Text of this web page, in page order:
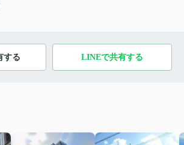
する LINEで共有する